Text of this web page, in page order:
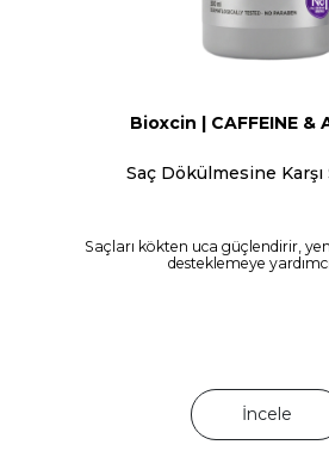
Bioxcin | CAFFEINE &
Saç Dökülmesine Karşı
Saçları kökten uca güçlendirir,
desteklemeye
İncele